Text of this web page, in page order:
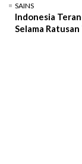
SAINS
Indonesia
Selama